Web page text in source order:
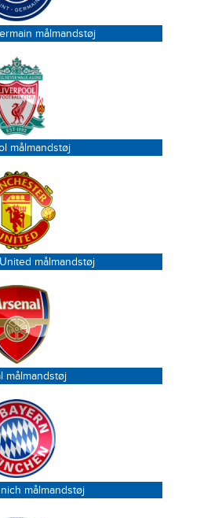
målmandstøj
målmandstøj
målmandstøj
målmandstøj
målmandstøj